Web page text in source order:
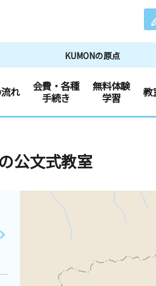
KUMONの原点
れ
会費・各種
手続き
無料体験
学習
教
公文式教室